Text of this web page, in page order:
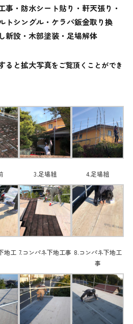
事・防水シート貼り・軒天張り・
シングル・ケラバ鈑金取り換
新設・木部塗装・足場解体
ると拡大写真をご覧頂くことができ
3.足場組 4.足場組
地工 7.コンパネ下地工事 8.コンパネ下地工
事